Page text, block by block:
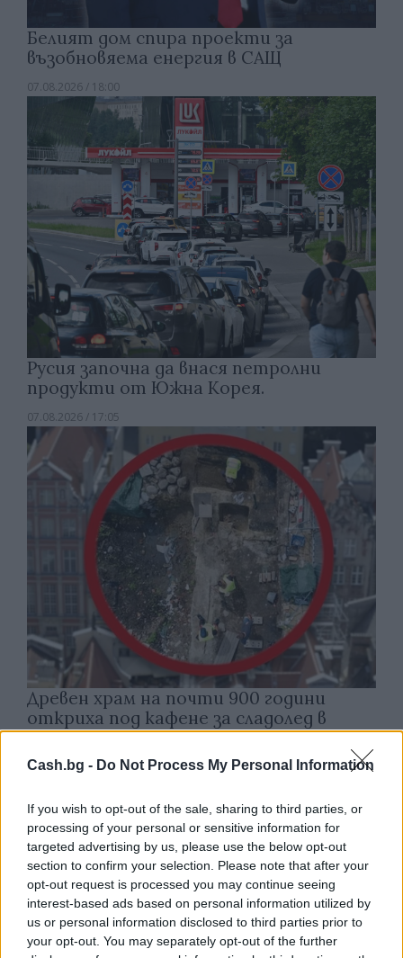
Cash.bg - Do Not Process My Personal Information
If you wish to opt-out of the sale, sharing to third parties, or
processing of your personal or sensitive information for
targeted advertising by us, please use the below opt-out
section to confirm your selection. Please note that after your
opt-out request is processed you may continue seeing
interest-based ads based on personal information utilized by
us or personal information disclosed to third parties prior to
your opt-out. You may separately opt-out of the further
Белият дом спира проекти за
възобновяема енергия в САЩ
07.08.2026 / 18:00
Русия започна да внася петролни
продукти от Южна Корея.
07.08.2026 / 17:05
Древен храм на почти 900 години
откриха под кафене за сладолед в
Полша
07.08.2026 / 16:00